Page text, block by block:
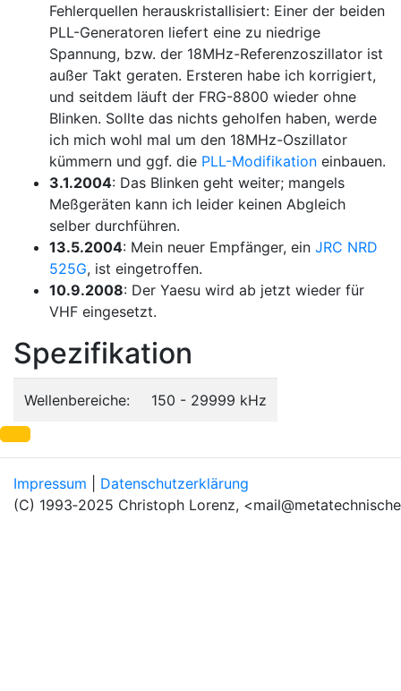
Fehlerquellen herauskristallisiert: Einer der beiden
PLL-Generatoren liefert eine zu niedrige
Spannung, bzw. der 18MHz-Referenzoszillator ist
außer Takt geraten. Ersteren habe ich korrigiert,
und seitdem läuft der FRG-8800 wieder ohne
Blinken. Sollte das nichts geholfen haben, werde
ich mich wohl mal um den 18MHz-Oszillator
kümmern und ggf. die PLL-Modifikation einbauen.
3.1.2004: Das Blinken geht weiter; mangels
Meßgeräten kann ich leider keinen Abgleich
selber durchführen.
13.5.2004: Mein neuer Empfänger, ein JRC NRD
525G, ist eingetroffen.
10.9.2008: Der Yaesu wird ab jetzt wieder für
VHF eingesetzt.
Spezifikation
Wellenbereiche: 150 - 29999 kHz
Impressum
Datenschutzerklärung
(C) 1993‐2025 Christoph Lorenz,